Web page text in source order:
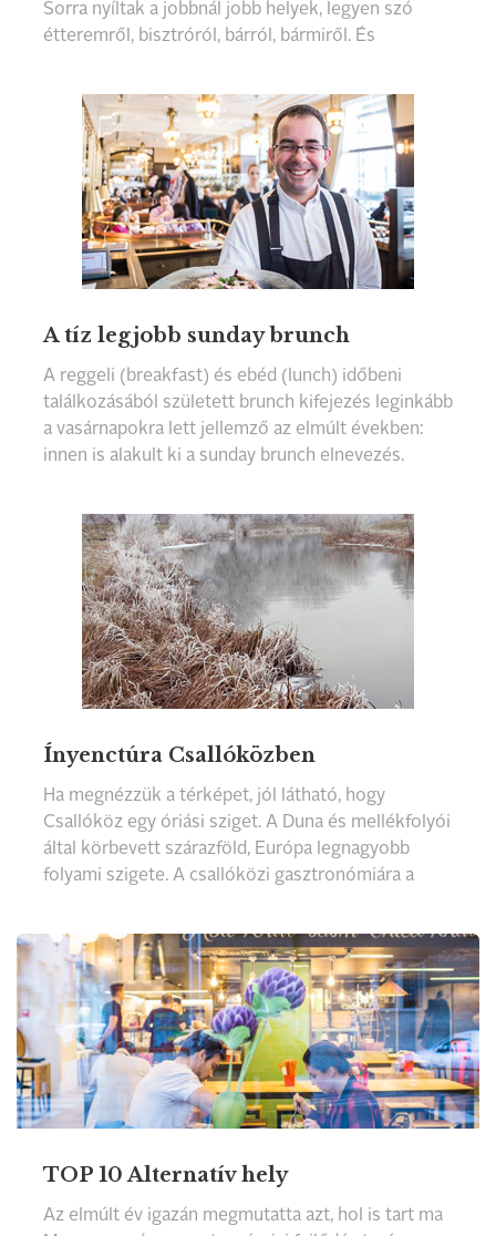
Sorra nyíltak a jobbnál jobb helyek, legyen szó
étteremről, bisztróról, bárról, bármiről. És
konyhák kapuit megéri szélesre tárni. Most azt a
10 új helyet mutatjuk be 2015-ből, amelyek a
legjobban felkeltették az étteremkedvelők
figyelmét, és ma is szívesen visszatérünk
bármelyikbe.
A tíz legjobb sunday brunch
A reggeli (breakfast) és ebéd (lunch) időbeni
találkozásából született brunch kifejezés leginkább
a vasárnapokra lett jellemző az elmúlt években:
innen is alakult ki a sunday brunch elnevezés.
kezünkben, de az elmúlt időszakban egyre több
étterem is kínál exkluzív vasárnapi ebédeket.
Összeszedtük most a legjobbakat.
Ínyenctúra Csallóközben
Ha megnézzük a térképet, jól látható, hogy
Csallóköz egy óriási sziget. A Duna és mellékfolyói
által körbevett szárazföld, Európa legnagyobb
folyami szigete. A csallóközi gasztronómiára a
TOP 10 Alternatív hely
Az elmúlt év igazán megmutatta azt, hol is tart ma